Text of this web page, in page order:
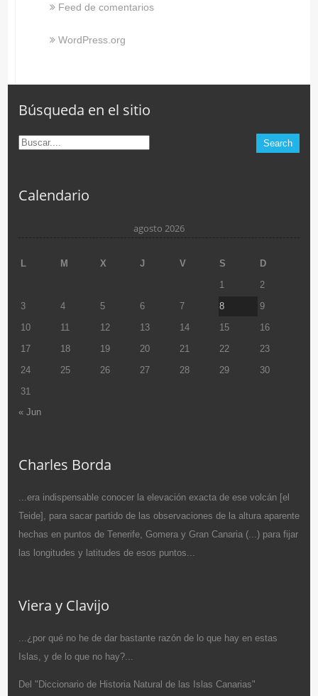
Feed de comentarios
WordPress.org
Búsqueda en el sitio
Calendario
agosto 2026
L M X J V S
D
1
2
3
4 5 6 7 8
9
10
11 12 13 14 15
16
17
18 19 20 21 22
23
24
25 26 27 28 29
30
31
« Jun
Charles Borda
...era indispensable conocer la elevación exacta de ese volcán [el
Teide], para sacar partido de las observaciones de la altura aparente
hechas en puntos de Tenerife, Gomera y Gran Canaria (...) para fijar
las longitudes y latitudes de esos puntos...
Viera y Clavijo
...¿por qué no he de dar bastante razón de lo que hay en estas
Islas, y de lo que no hay?...
Del "Diccionario de Historia Natural de las Islas Canarias"